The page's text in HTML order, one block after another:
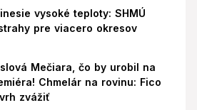
vysoké teploty: SHMÚ
pre viacero okresov
Mečiara, čo by urobil na
Chmelár na rovinu: Fico
zvážiť